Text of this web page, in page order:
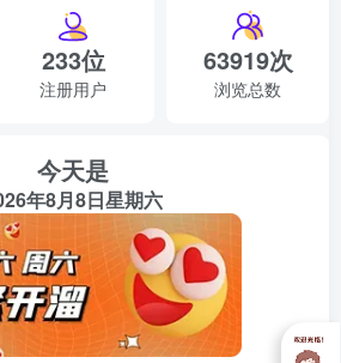
233位
注册用户
63919次
浏览总数
今天是
年8月8日星期六